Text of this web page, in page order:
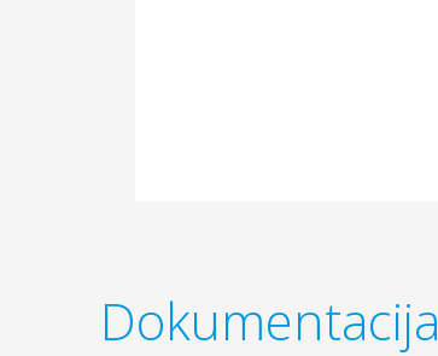
Dokumentacija